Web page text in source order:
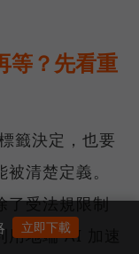
等？先看重
籤決定，也要
清楚定義。
了受法規限制
用地端 AI 加速
立即下載